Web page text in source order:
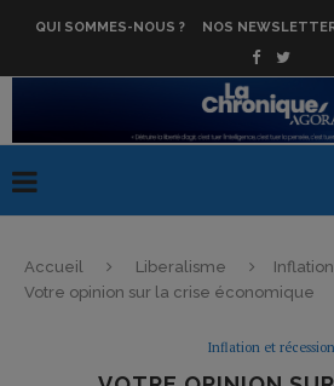
QUI SOMMES-NOUS ? NOS
Accueil Liberalisme
Votre opinion sur la crise économique
Inflation et récession